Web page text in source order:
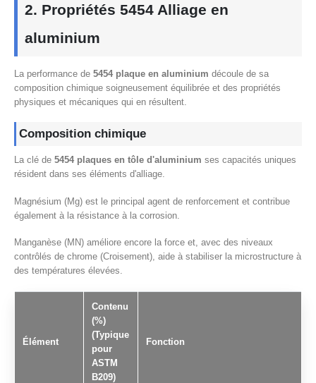
2. Propriétés 5454 Alliage en
aluminium
La performance de 5454 plaque en aluminium découle de sa
composition chimique soigneusement équilibrée et des propriétés
physiques et mécaniques qui en résultent.
Composition chimique
La clé de 5454 plaques en tôle d'aluminium ses capacités uniques
résident dans ses éléments d'alliage.
Magnésium (Mg) est le principal agent de renforcement et contribue
également à la résistance à la corrosion.
Manganèse (MN) améliore encore la force et, avec des niveaux
contrôlés de chrome (Croisement), aide à stabiliser la microstructure à
des températures élevées.
Élément
Contenu
(%)
(Typique
pour
ASTM
B209)
Fonction